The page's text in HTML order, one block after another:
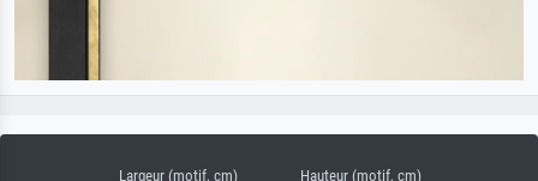
Largeur (motif, cm) Hauteur (motif, cm)